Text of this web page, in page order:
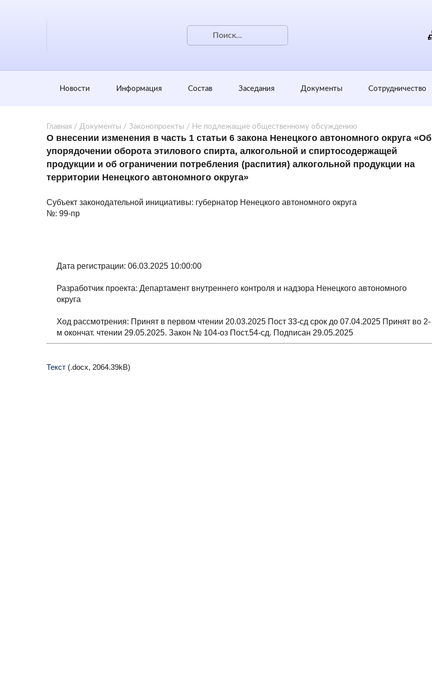
Новости Информация Состав Заседания Документы Сотрудничество
Главная / Документы / Законопроекты / Не подлежащие общественному обсуждению
О внесении изменения в часть 1 статьи 6 закона Ненецкого автономного округа «Об
упорядочении оборота этилового спирта, алкогольной и спиртосодержащей
продукции и об ограничении потребления (распития) алкогольной продукции на
территории Ненецкого автономного округа»
Субъект законодательной инициативы: губернатор Ненецкого автономного округа
№: 99-пр
Дата регистрации: 06.03.2025 10:00:00
Разработчик проекта: Департамент внутреннего контроля и надзора Ненецкого автономного
округа
Ход рассмотрения: Принят в первом чтении 20.03.2025 Пост 33-сд срок до 07.04.2025 Принят во 2-
м окончат. чтении 29.05.2025. Закон № 104-оз Пост.54-сд. Подписан 29.05.2025
Текст (.docx, 2064.39kB)